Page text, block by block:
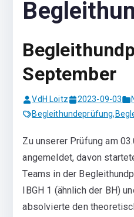
September
VdH Loitz 2023-09-03
Begleithundeprüfung,
Zu unserer Prüfung am
angemeldet, davon
Teams in der
IBGH 1 (ähnlich der BH)
absolvierte den